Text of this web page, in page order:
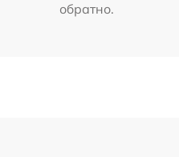
обратно.